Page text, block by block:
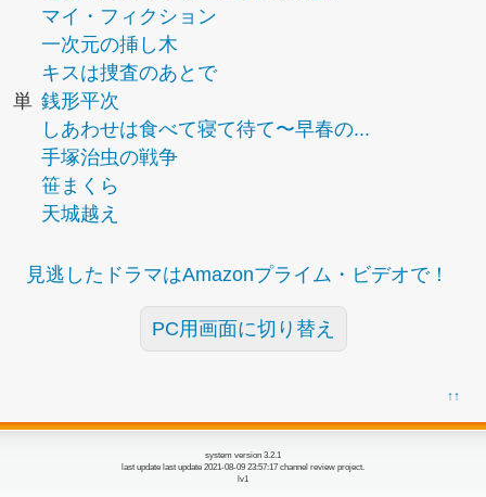
マイ・フィクション
一次元の挿し木
キスは捜査のあとで
単 銭形平次
しあわせは食べて寝て待て〜早春の...
手塚治虫の戦争
笹まくら
天城越え
見逃したドラマはAmazonプライム・ビデオで！
PC用画面に切り替え
↑↑
system version 3.2.1
last update last update 2021-08-09 23:57:17 channel review project.
lv1